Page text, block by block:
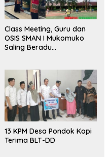
Class Meeting, Guru dan
OSIS SMAN I Mukomuko
Saling Beradu
13 KPM Desa Pondok Kopi
Terima BLT-DD